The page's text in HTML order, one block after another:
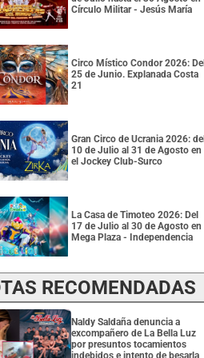
Círculo Militar - Jesús María
Circo Místico Condor 2026: Del
25 de Junio. Explanada Costa
21
Gran Circo de Ucrania 2026: del
10 de Julio al 31 de Agosto en
el Jockey Club-Surco
La Casa de Timoteo 2026: Del
17 de Julio al 30 de Agosto en
Mega Plaza - Independencia
RECOMENDADAS
Naldy Saldaña denuncia a
excompañero de La Bella Luz
por presuntos tocamientos
indebidos e intento de besarla